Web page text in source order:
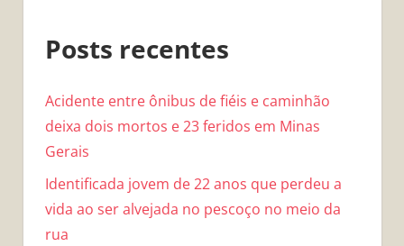
Posts recentes
Acidente entre ônibus de fiéis e caminhão
deixa dois mortos e 23 feridos em Minas
Gerais
Identificada jovem de 22 anos que perdeu a
vida ao ser alvejada no pescoço no meio da
rua